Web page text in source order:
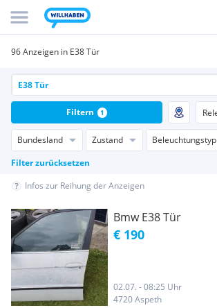
96 Anzeigen in E38 Tür
Bundesland Zustand Beleuchtungstyp
Filter zurücksetzen
Filtern 1
Infos zur Reihung der Anzeigen
Bmw E38 Tür
€ 190
02.07. - 08:25 Uhr
4720 Aspeth